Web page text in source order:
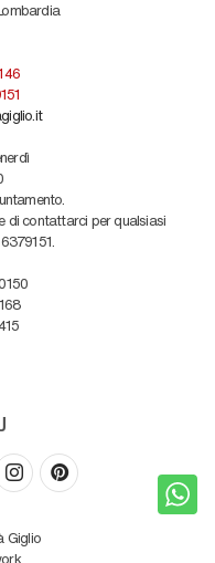
di contattarci per qualsiasi
Giglio